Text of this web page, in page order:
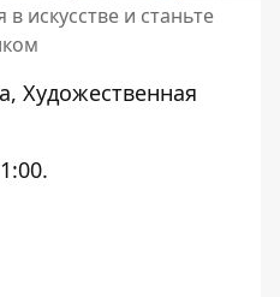
искусстве и станьте
Художественная